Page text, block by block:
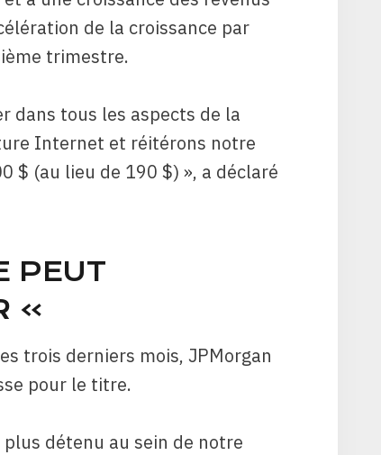
de la croissance par
trimestre.
dans tous les aspects de la
Internet et réitérons notre
$ (au lieu de 190 $) », a déclaré
PEUT
»
trois derniers mois, JPMorgan
pour le titre.
détenu au sein de notre